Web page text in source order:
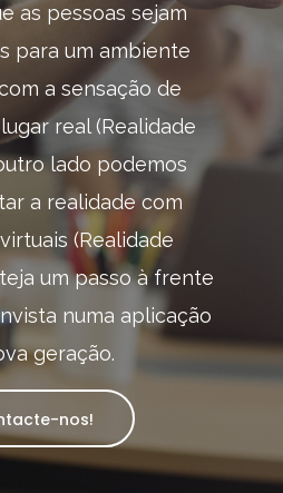
as pessoas sejam
para um ambiente
a sensação de
real (Realidade
lado podemos
a realidade com
(Realidade
um passo à frente
numa aplicação
geração.
nos!